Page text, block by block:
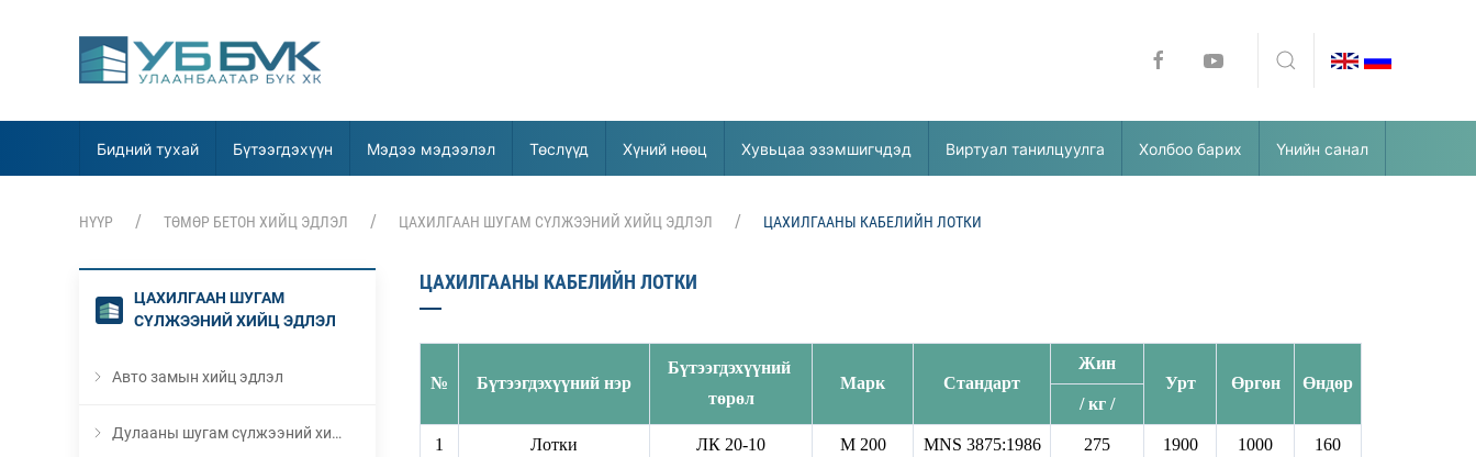
Бидний тухай Бүтээгдэхүүн Мэдээ мэдээлэл Төслүүд Хүний нөөц Хувьцаа эзэмшигчдэд Виртуал танилцуулга Холбоо барих Үнийн санал
НҮҮР ТӨМӨР БЕТОН ХИЙЦ ЭДЛЭЛ ЦАХИЛГААН ШУГАМ СҮЛЖЭЭНИЙ ХИЙЦ ЭДЛЭЛ ЦАХИЛГААНЫ КАБЕЛИЙН ЛОТКИ
ЦАХИЛГААН ШУГАМ
СҮЛЖЭЭНИЙ ХИЙЦ ЭДЛЭЛ
Авто замын хийц эдлэл
Дулааны шугам сүлжээний хийц эдлэл
ЦАХИЛГААНЫ КАБЕЛИЙН ЛОТКИ
№ Бүтээгдэхүүний нэр
Бүтээгдэхүүний
төрөл
Марк Стандарт
Жин
Урт
Өргөн
Өндөр
/ кг /
1 Лотки ЛК 20-10 М 200 MNS 3875:1986 275 1900 1000 160